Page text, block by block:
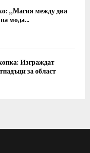
„Магия между два
мода...
Изграждат
за област